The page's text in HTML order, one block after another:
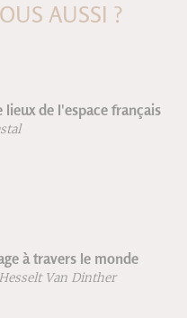
AUSSI ?
lieux de l'espace français
à travers le monde
Van Dinther